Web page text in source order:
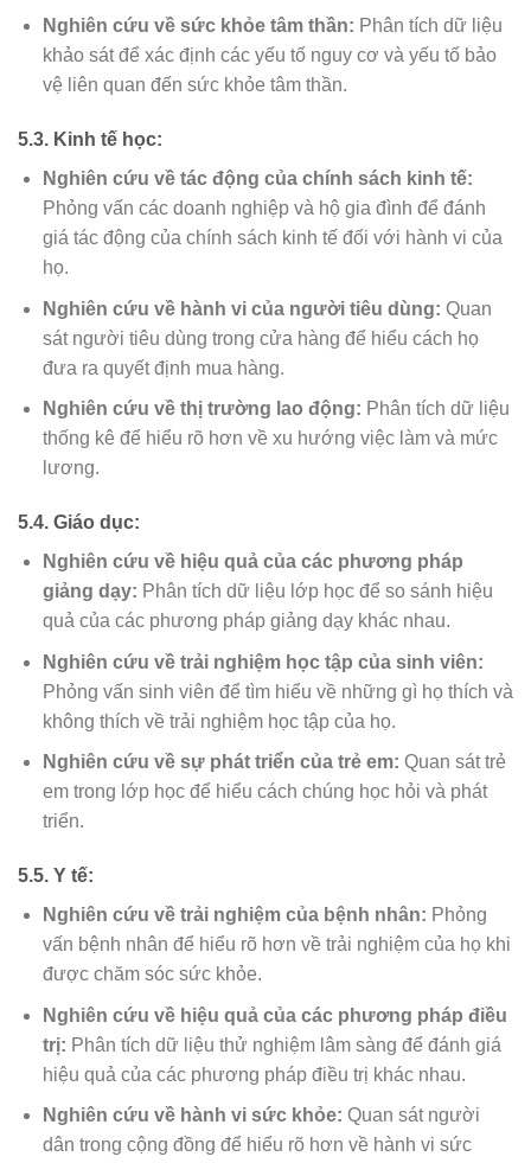
Nghiên cứu về sức khỏe tâm thần: Phân tích dữ liệu
khảo sát để xác định các yếu tố nguy cơ và yếu tố bảo
vệ liên quan đến sức khỏe tâm thần.
5.3. Kinh tế học:
Nghiên cứu về tác động của chính sách kinh tế:
Phỏng vấn các doanh nghiệp và hộ gia đình để đánh
giá tác động của chính sách kinh tế đối với hành vi của
họ.
Nghiên cứu về hành vi của người tiêu dùng: Quan
sát người tiêu dùng trong cửa hàng để hiểu cách họ
đưa ra quyết định mua hàng.
Nghiên cứu về thị trường lao động: Phân tích dữ liệu
thống kê để hiểu rõ hơn về xu hướng việc làm và mức
lương.
5.4. Giáo dục:
Nghiên cứu về hiệu quả của các phương pháp
giảng dạy: Phân tích dữ liệu lớp học để so sánh hiệu
quả của các phương pháp giảng dạy khác nhau.
Nghiên cứu về trải nghiệm học tập của sinh viên:
Phỏng vấn sinh viên để tìm hiểu về những gì họ thích và
không thích về trải nghiệm học tập của họ.
Nghiên cứu về sự phát triển của trẻ em: Quan sát trẻ
em trong lớp học để hiểu cách chúng học hỏi và phát
triển.
5.5. Y tế:
Nghiên cứu về trải nghiệm của bệnh nhân: Phỏng
vấn bệnh nhân để hiểu rõ hơn về trải nghiệm của họ khi
được chăm sóc sức khỏe.
Nghiên cứu về hiệu quả của các phương pháp điều
trị: Phân tích dữ liệu thử nghiệm lâm sàng để đánh giá
hiệu quả của các phương pháp điều trị khác nhau.
Nghiên cứu về hành vi sức khỏe: Quan sát người
dân trong cộng đồng để hiểu rõ hơn về hành vi sức